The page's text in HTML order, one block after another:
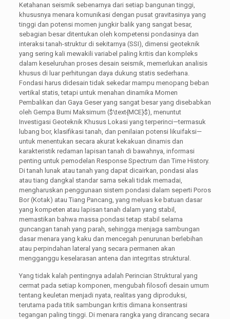
Ketahanan seismik sebenarnya dari setiap bangunan tinggi,
khususnya menara komunikasi dengan pusat gravitasinya yang
tinggi dan potensi momen jungkir balik yang sangat besar,
sebagian besar ditentukan oleh kompetensi pondasinya dan
interaksi tanah-struktur di sekitarnya (SSI), dimensi geoteknik
yang sering kali mewakili variabel paling kritis dan kompleks
dalam keseluruhan proses desain seismik, memerlukan analisis
khusus di luar perhitungan daya dukung statis sederhana.
Fondasi harus didesain tidak sekedar mampu menopang beban
vertikal statis, tetapi untuk menahan dinamika Momen
Pembalikan dan Gaya Geser yang sangat besar yang disebabkan
oleh Gempa Bumi Maksimum ($\text{MCE}$), menuntut
Investigasi Geoteknik Khusus Lokasi yang terperinci—termasuk
lubang bor, klasifikasi tanah, dan penilaian potensi likuifaksi—
untuk menentukan secara akurat kekakuan dinamis dan
karakteristik redaman lapisan tanah di bawahnya, informasi
penting untuk pemodelan Response Spectrum dan Time History.
Di tanah lunak atau tanah yang dapat dicairkan, pondasi alas
atau tiang dangkal standar sama sekali tidak memadai,
mengharuskan penggunaan sistem pondasi dalam seperti Poros
Bor (Kotak) atau Tiang Pancang, yang meluas ke batuan dasar
yang kompeten atau lapisan tanah dalam yang stabil,
memastikan bahwa massa pondasi tetap stabil selama
guncangan tanah yang parah, sehingga menjaga sambungan
dasar menara yang kaku dan mencegah penurunan berlebihan
atau perpindahan lateral yang secara permanen akan
mengganggu keselarasan antena dan integritas struktural.
Yang tidak kalah pentingnya adalah Perincian Struktural yang
cermat pada setiap komponen, mengubah filosofi desain umum
tentang keuletan menjadi nyata, realitas yang diproduksi,
terutama pada titik sambungan kritis dimana konsentrasi
tegangan paling tinggi. Di menara rangka yang dirancang secara